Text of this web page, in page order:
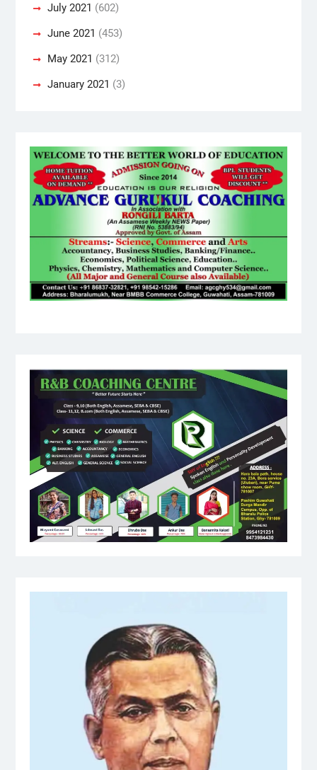
July 2021 (602)
June 2021 (453)
May 2021 (312)
January 2021 (3)